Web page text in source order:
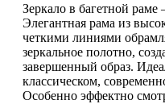
Зеркало в багетной раме
Элегантная рама из
четкими линиями
зеркальное полотно,
завершенный образ.
классическом,
Особенно эффектно